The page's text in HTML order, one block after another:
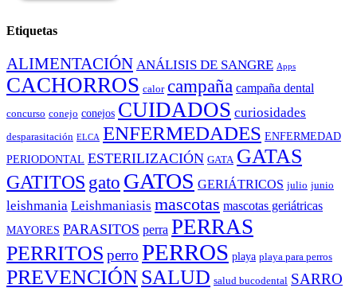
Etiquetas
ALIMENTACIÓN ANÁLISIS DE SANGRE Apps
CACHORROS calor campaña campaña dental
concurso conejo conejos CUIDADOS curiosidades
desparasitación ELCA ENFERMEDADES ENFERMEDAD
PERIODONTAL ESTERILIZACIÓN GATA GATAS
GATITOS gato GATOS GERIÁTRICOS julio junio
leishmania Leishmaniasis mascotas mascotas geriátricas
MAYORES PARASITOS perra PERRAS
PERRITOS perro PERROS playa playa para perros
PREVENCIÓNSALUD salud bucodental SARRO